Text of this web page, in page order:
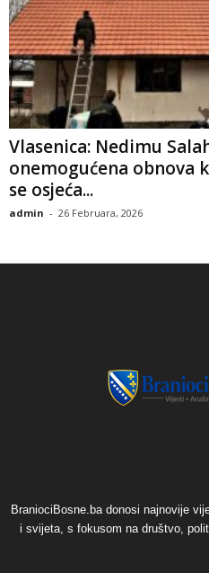
Vlasenica: Nedimu
onemogućena obnova
se osjeća...
admin - 26 Februara, 2026
BraniociBosne.ba donosi najnovije
i svijeta, s fokusom na društvo,